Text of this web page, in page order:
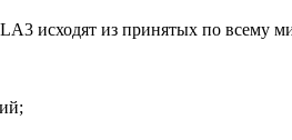
исходят из принятых по всему